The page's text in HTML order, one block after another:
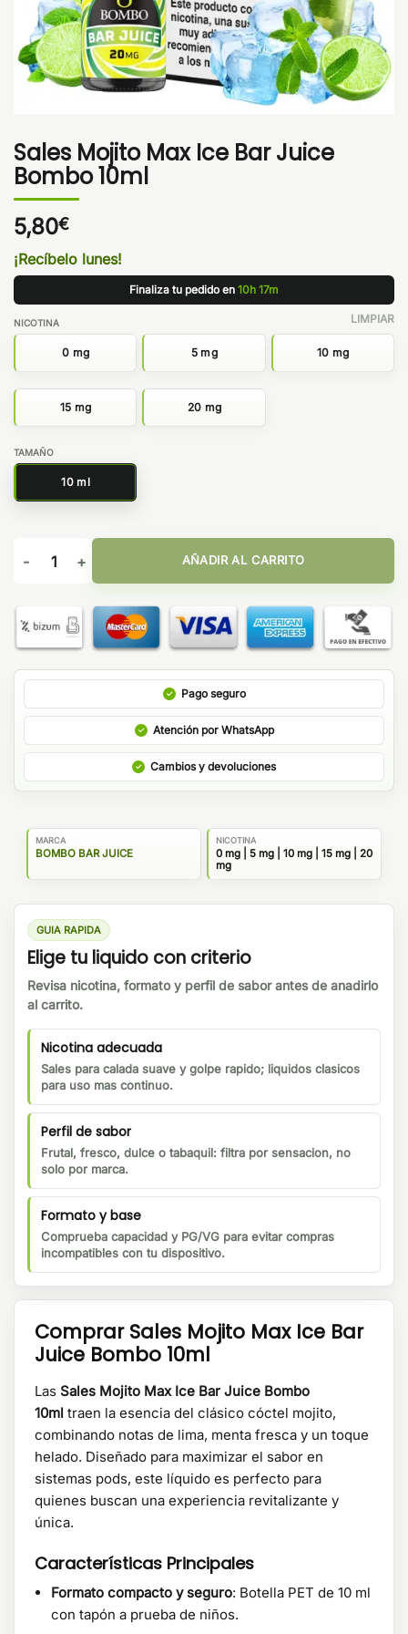
Sales Mojito Max Ice Bar Juice
Bombo 10ml
5,80€
¡Recíbelo lunes!
Finaliza tu pedido en 10h 17m
NICOTINA
0 mg 5 mg 10 mg
15 mg 20 mg
TAMAÑO
10 ml
LIMPIAR
Sales Mojito Max Ice Bar Juice Bombo 10ml cantidad
AÑADIR AL CARRITO
Pago seguro
Atención por WhatsApp
Cambios y devoluciones
MARCA
BOMBO BAR JUICE
NICOTINA
0 mg | 5 mg | 10 mg | 15 mg | 20
mg
GUIA RAPIDA
Elige tu liquido con criterio
Revisa nicotina, formato y perfil de sabor antes de anadirlo
al carrito.
Nicotina adecuada
Sales para calada suave y golpe rapido; liquidos clasicos
para uso mas continuo.
Perfil de sabor
Frutal, fresco, dulce o tabaquil: filtra por sensacion, no
solo por marca.
Formato y base
Comprueba capacidad y PG/VG para evitar compras
incompatibles con tu dispositivo.
Comprar Sales Mojito Max Ice Bar
Juice Bombo 10ml
Las Sales Mojito Max Ice Bar Juice Bombo
10ml traen la esencia del clásico cóctel mojito,
combinando notas de lima, menta fresca y un toque
helado. Diseñado para maximizar el sabor en
sistemas pods, este líquido es perfecto para
quienes buscan una experiencia revitalizante y
única.
Características Principales
Formato compacto y seguro: Botella PET de 10 ml
con tapón a prueba de niños.